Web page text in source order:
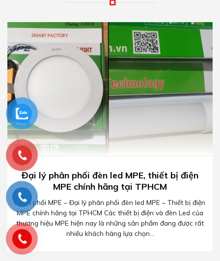
Đại lý phân phối đèn led MPE, thiết bị điện
MPE chính hãng tại TPHCM
Phân phối MPE – Đại lý phân phối đèn led MPE – Thiết bị điện
MPE chính hãng tại TPHCM Các thiết bị điện và đèn Led của
thương hiệu MPE hiện nay là những sản phẩm đang được rất
nhiều khách hàng lựa chọn...